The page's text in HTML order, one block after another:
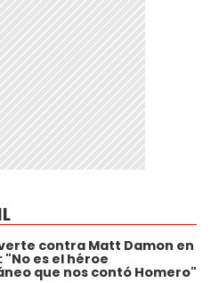
contra Matt Damon en
"No es el héroe
que nos contó Homero"